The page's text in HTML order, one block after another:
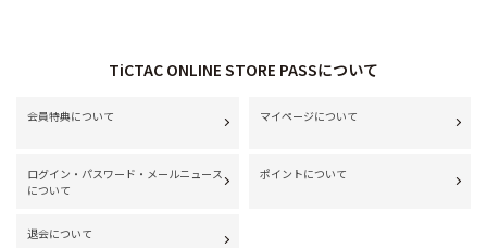
TiCTAC ONLINE STORE PASSについて
会員特典について マイページについて
ログイン・パスワード・メールニュース
について
ポイントについて
退会について